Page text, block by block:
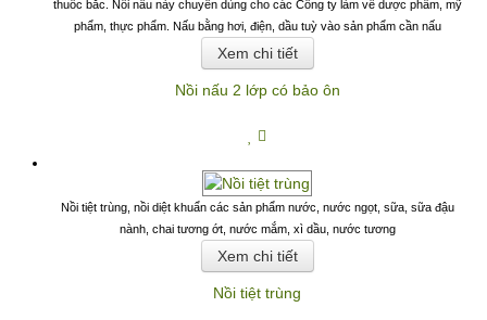
thuốc bắc. Nồi nấu này chuyên dùng cho các Công ty làm về dược phẩm, mỹ
phẩm, thực phẩm. Nấu bằng hơi, điện, dầu tuỳ vào sản phẩm cần nấu
Xem chi tiết
Nồi nấu 2 lớp có bảo ôn
Nồi tiệt trùng, nồi diệt khuẩn các sản phẩm nước, nước ngọt, sữa, sữa đậu
nành, chai tương ớt, nước mắm, xì dầu, nước tương
Xem chi tiết
Nồi tiệt trùng